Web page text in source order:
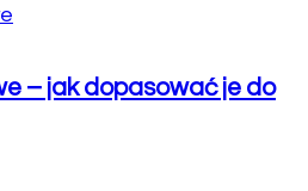
– jak dopasować je do